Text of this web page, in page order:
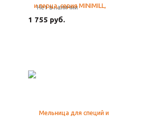
Нет в наличии
1 755 руб.